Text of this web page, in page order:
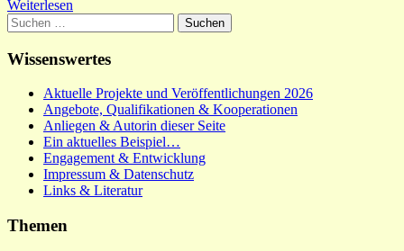
Weiterlesen
Suchen
nach:
Wissenswertes
Aktuelle Projekte und Veröffentlichungen 2026
Angebote, Qualifikationen & Kooperationen
Anliegen & Autorin dieser Seite
Ein aktuelles Beispiel…
Engagement & Entwicklung
Impressum & Datenschutz
Links & Literatur
Themen